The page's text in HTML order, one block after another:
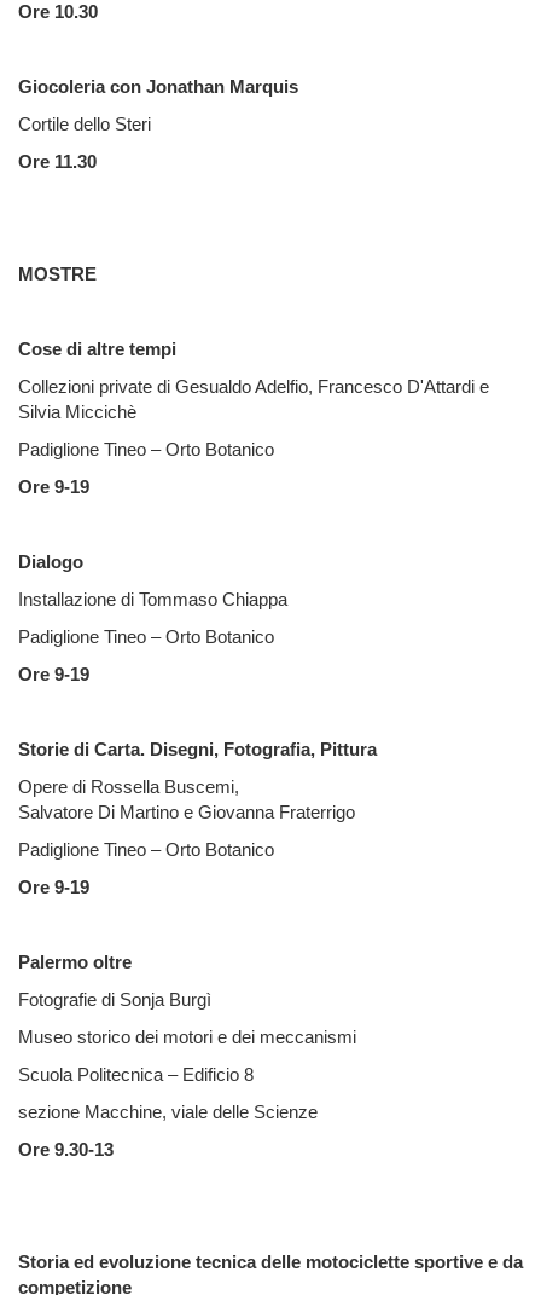
Ore 10.30
Giocoleria con Jonathan Marquis
Cortile dello Steri
Ore 11.30
MOSTRE
Cose di altre tempi
Collezioni private di Gesualdo Adelfio, Francesco D'Attardi e
Silvia Miccichè
Padiglione Tineo – Orto Botanico
Ore 9-19
Dialogo
Installazione di Tommaso Chiappa
Padiglione Tineo – Orto Botanico
Ore 9-19
Storie di Carta. Disegni, Fotografia, Pittura
Opere di Rossella Buscemi,
Salvatore Di Martino e Giovanna Fraterrigo
Padiglione Tineo – Orto Botanico
Ore 9-19
Palermo oltre
Fotografie di Sonja Burgì
Museo storico dei motori e dei meccanismi
Scuola Politecnica – Edificio 8
sezione Macchine, viale delle Scienze
Ore 9.30-13
Storia ed evoluzione tecnica delle motociclette sportive e da
competizione